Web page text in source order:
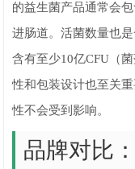
的益生菌产品通常会
进肠道。活菌数量也
含有至少10亿CFU（
性和包装设计也至关
性不会受到影响。
品牌对比